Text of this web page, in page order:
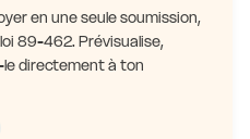
en une seule soumission,
89-462. Prévisualise,
le directement à ton